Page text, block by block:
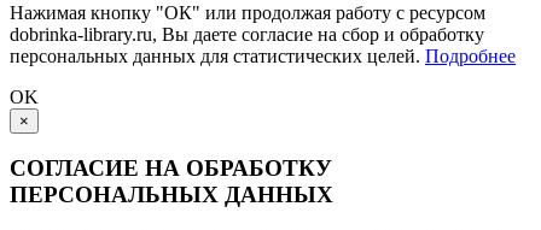
Нажимая кнопку "ОК" или продолжая работу с ресурсом
dobrinka-library.ru, Вы даете согласие на сбор и обработку
персональных данных для статистических целей. Подробнее
OK
×
СОГЛАСИЕ НА ОБРАБОТКУ
ПЕРСОНАЛЬНЫХ ДАННЫХ